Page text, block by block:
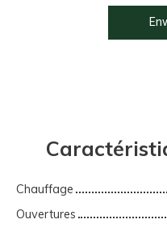
Chauffage
Ouvertures